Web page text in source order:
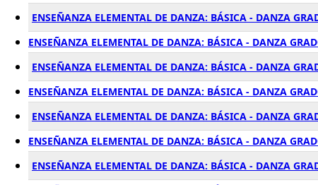
ENSEÑANZA ELEMENTAL DE DANZA: BÁSICA - DANZA
ENSEÑANZA ELEMENTAL DE DANZA: BÁSICA - DANZA
ENSEÑANZA ELEMENTAL DE DANZA: BÁSICA - DANZA
ENSEÑANZA ELEMENTAL DE DANZA: BÁSICA - DANZA
ENSEÑANZA ELEMENTAL DE DANZA: BÁSICA - DANZA
ENSEÑANZA ELEMENTAL DE DANZA: BÁSICA - DANZA
ENSEÑANZA ELEMENTAL DE DANZA: BÁSICA - DANZA